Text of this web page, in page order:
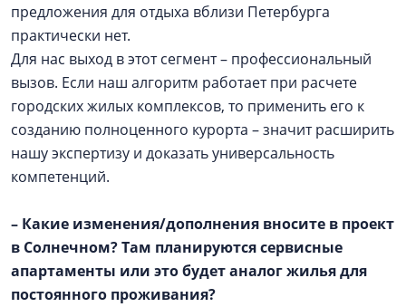
предложения для отдыха вблизи Петербурга
практически нет.
Для нас выход в этот сегмент – профессиональный
вызов. Если наш алгоритм работает при расчете
городских жилых комплексов, то применить его к
созданию полноценного курорта – значит расширить
нашу экспертизу и доказать универсальность
компетенций.
– Какие изменения/дополнения вносите в проект
в Солнечном? Там планируются сервисные
апартаменты или это будет аналог жилья для
постоянного проживания?